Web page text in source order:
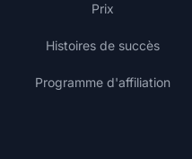
Prix
Histoires de succès
Programme d'affiliation